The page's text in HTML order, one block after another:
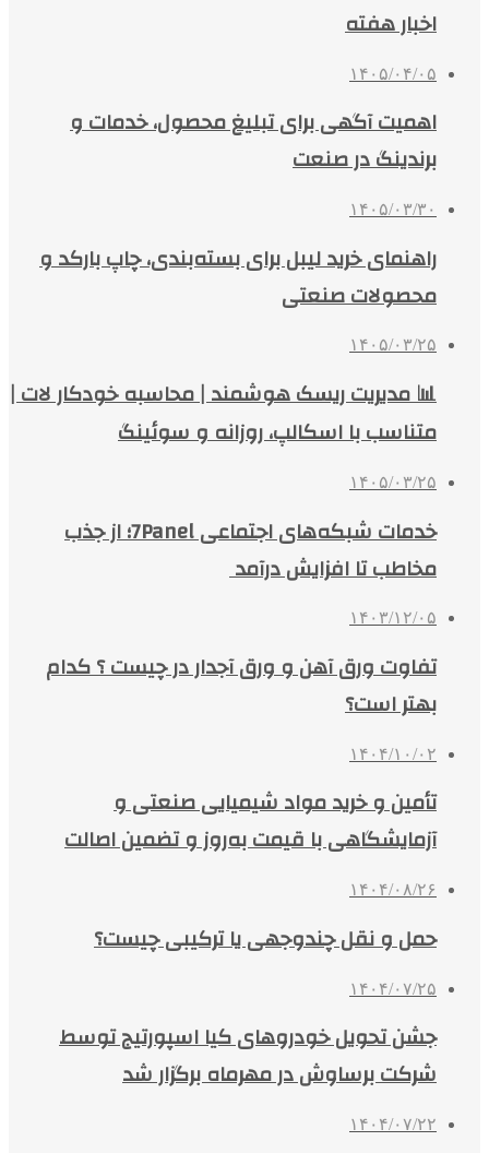
اخبار هفته
۱۴۰۵/۰۴/۰۵
اهمیت آگهی برای تبلیغ محصول، خدمات و
برندینگ در صنعت
۱۴۰۵/۰۳/۳۰
راهنمای خرید لیبل برای بسته‌بندی، چاپ بارکد و
محصولات صنعتی
۱۴۰۵/۰۳/۲۵
📊 مدیریت ریسک هوشمند | محاسبه خودکار لات |
متناسب با اسکالپ، روزانه و سوئینگ
۱۴۰۵/۰۳/۲۵
خدمات شبکه‌های اجتماعی 7Panel؛ از جذب
مخاطب تا افزایش درآمد
۱۴۰۳/۱۲/۰۵
تفاوت ورق آهن و ورق آجدار در چیست ؟ کدام
بهتر است؟
۱۴۰۴/۱۰/۰۲
تأمین و خرید مواد شیمیایی صنعتی و
آزمایشگاهی با قیمت به‌روز و تضمین اصالت
۱۴۰۴/۰۸/۲۶
حمل و نقل چندوجهی یا ترکیبی چیست؟
۱۴۰۴/۰۷/۲۵
جشن تحویل خودروهای کیا اسپورتیج توسط
شرکت برساوش در مهرماه برگزار شد
۱۴۰۴/۰۷/۲۲